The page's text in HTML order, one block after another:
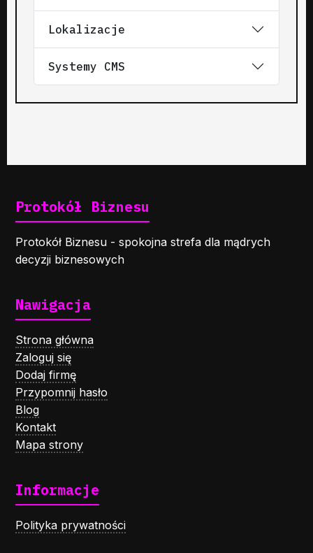
Lokalizacje
Systemy CMS
Protokół Biznesu
Protokół Biznesu - spokojna strefa dla mądrych
decyzji biznesowych
Nawigacja
Strona główna
Zaloguj się
Dodaj firmę
Przypomnij hasło
Blog
Kontakt
Mapa strony
Informacje
Polityka prywatności